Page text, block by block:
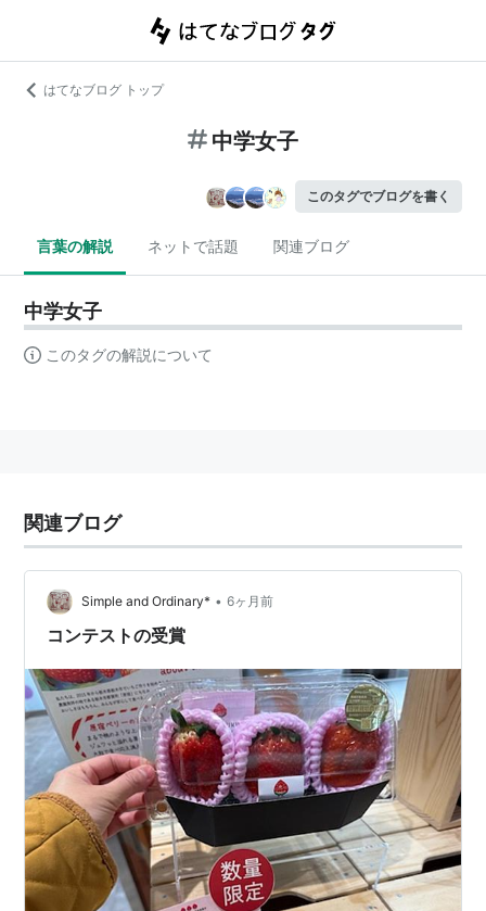
はてなブログ トップ
中学女子
このタグでブログを書く
言葉の解説 ネットで話題 関連ブログ
中学女子
このタグの解説について
関連ブログ
Simple and Ordinary* • 6ヶ月前
コンテストの受賞